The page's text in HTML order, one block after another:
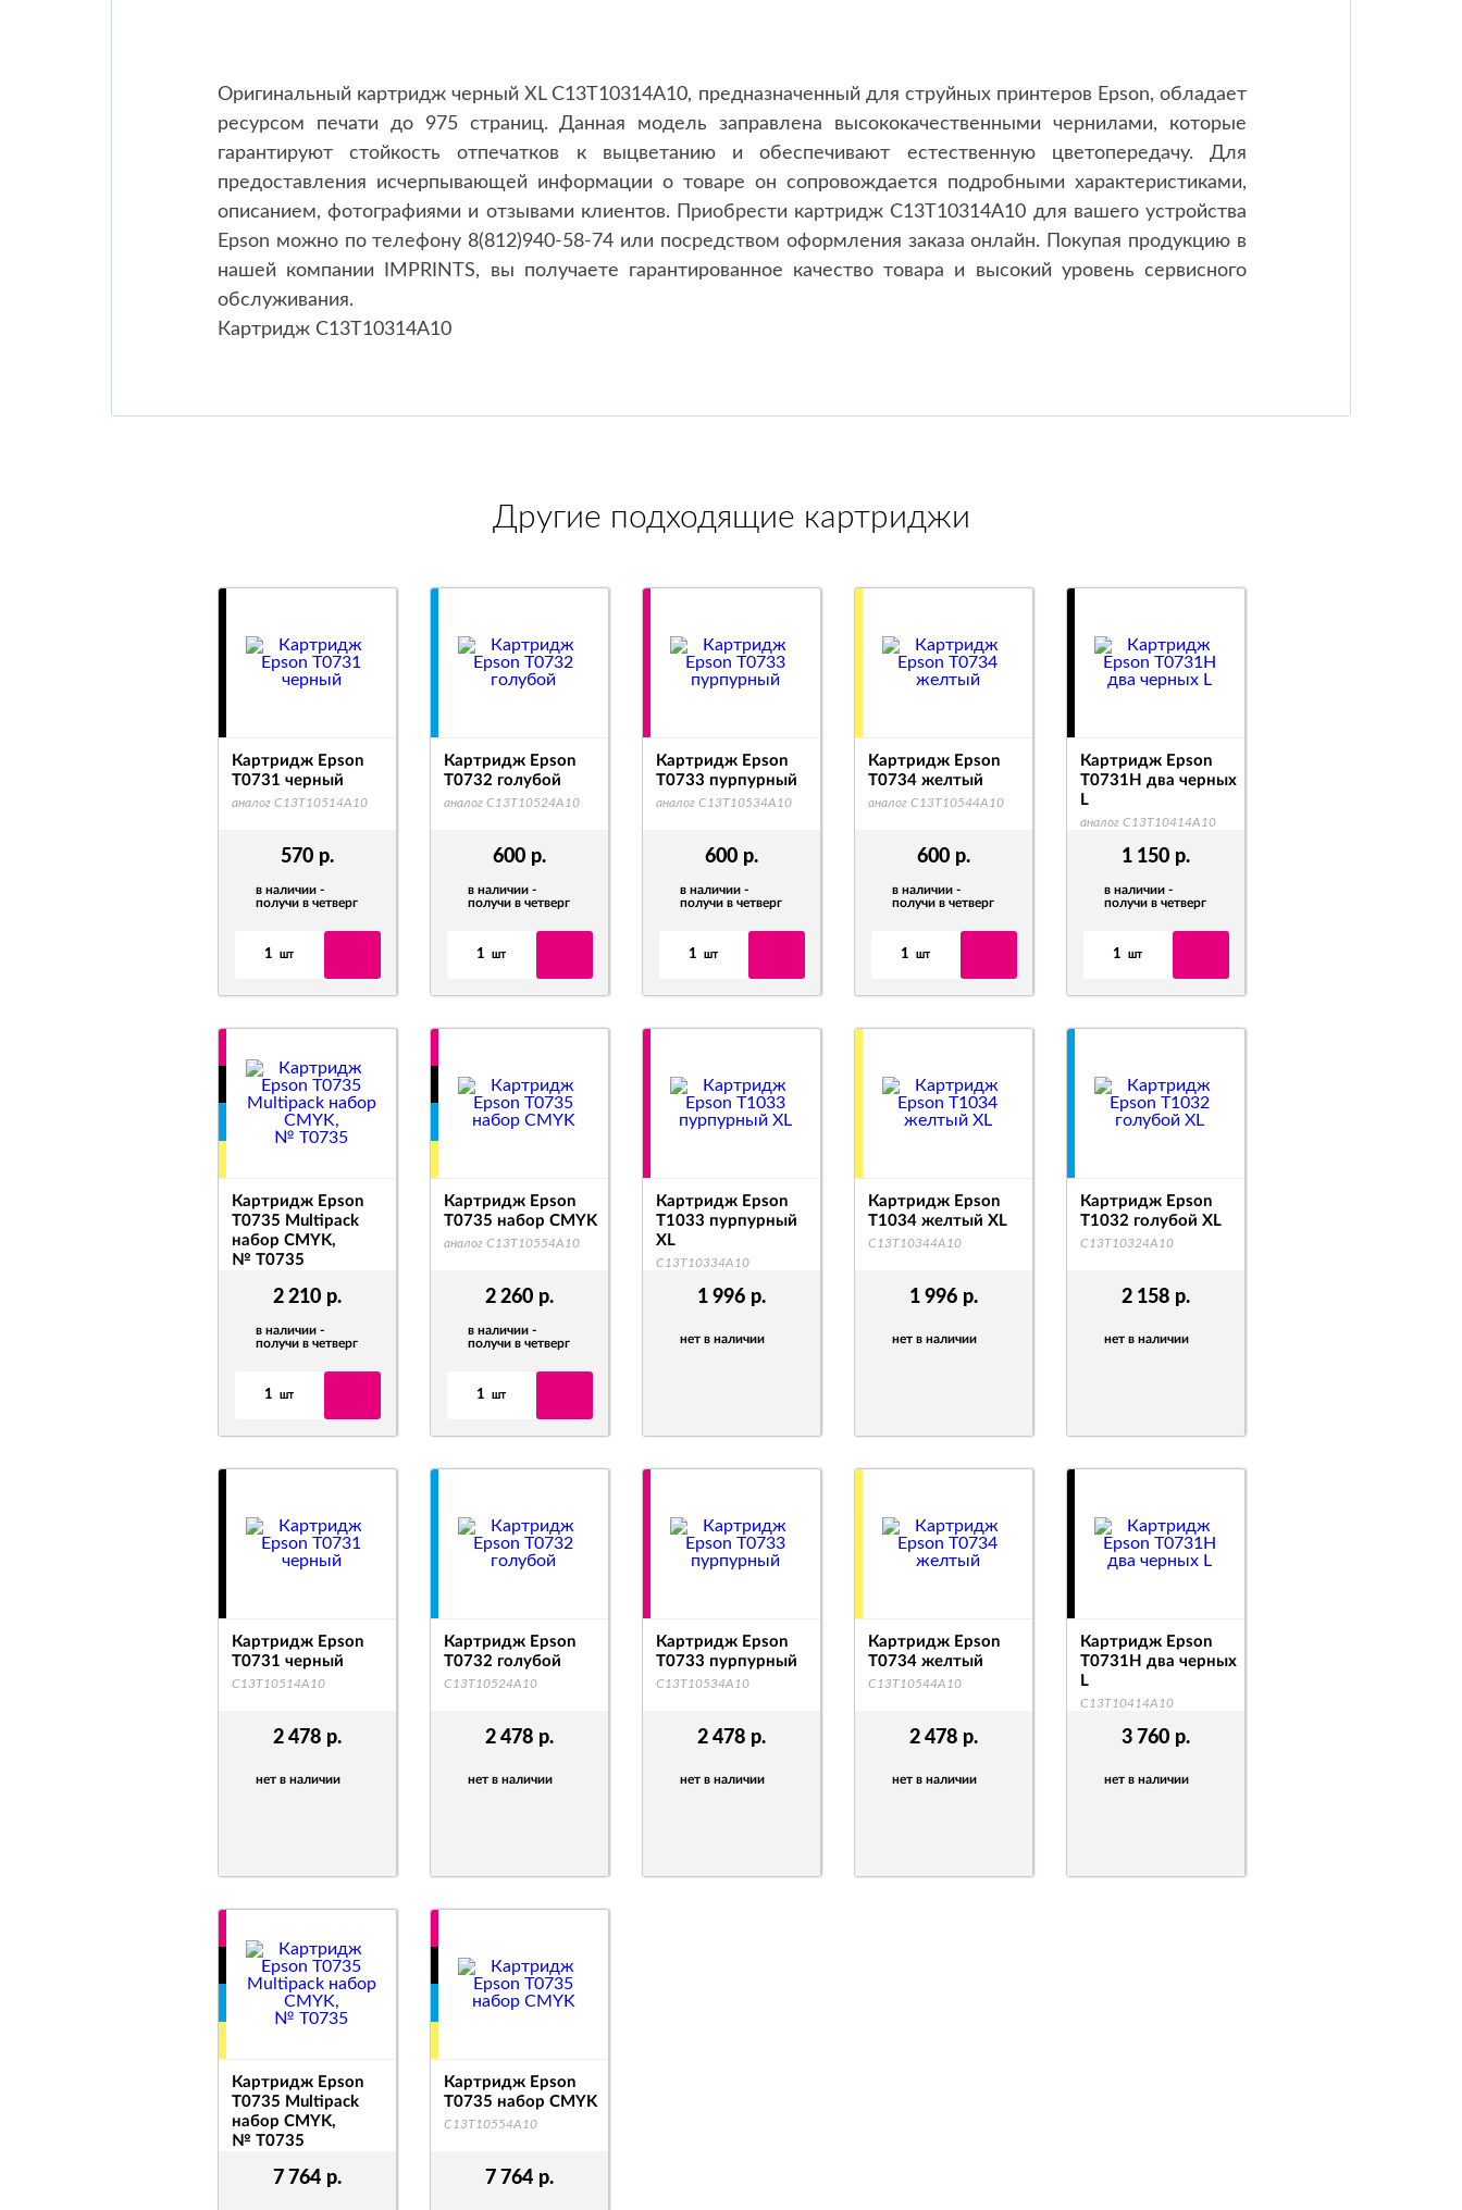
Оригинальный картридж черный XL C13T10314A10, предназначенный для струйных принтеров Epson, обладает
ресурсом печати до 975 страниц. Данная модель заправлена высококачественными чернилами, которые
гарантируют стойкость отпечатков к выцветанию и обеспечивают естественную цветопередачу. Для
предоставления исчерпывающей информации о товаре он сопровождается подробными характеристиками,
описанием, фотографиями и отзывами клиентов. Приобрести картридж C13T10314A10 для вашего устройства
Epson можно по телефону 8(812)940-58-74 или посредством оформления заказа онлайн. Покупая продукцию в
нашей компании IMPRINTS, вы получаете гарантированное качество товара и высокий уровень сервисного
обслуживания.
Картридж C13T10314A10
Другие подходящие картриджи
570 р.
в наличии -
получи в четверг
1 шт
Картридж Epson
T0731 черный
аналог C13T10514A10
600 р.
в наличии -
получи в четверг
1 шт
Картридж Epson
T0732 голубой
аналог C13T10524A10
600 р.
в наличии -
получи в четверг
1 шт
Картридж Epson
T0733 пурпурный
аналог C13T10534A10
600 р.
в наличии -
получи в четверг
1 шт
Картридж Epson
T0734 желтый
аналог C13T10544A10
1 150 р.
в наличии -
получи в четверг
1 шт
Картридж Epson
T0731H два черных
L
аналог C13T10414A10
2 210 р.
в наличии -
получи в четверг
1 шт
Картридж Epson
T0735 Multipack
набор CMYK,
№ T0735
2 260 р.
в наличии -
получи в четверг
1 шт
Картридж Epson
T0735 набор CMYK
аналог C13T10554A10
1 996 р.
нет в наличии
Картридж Epson
T1033 пурпурный
XL
C13T10334A10
1 996 р.
нет в наличии
Картридж Epson
T1034 желтый XL
C13T10344A10
2 158 р.
нет в наличии
Картридж Epson
T1032 голубой XL
C13T10324A10
2 478 р.
нет в наличии
Картридж Epson
T0731 черный
C13T10514A10
2 478 р.
нет в наличии
Картридж Epson
T0732 голубой
C13T10524A10
2 478 р.
нет в наличии
Картридж Epson
T0733 пурпурный
C13T10534A10
2 478 р.
нет в наличии
Картридж Epson
T0734 желтый
C13T10544A10
3 760 р.
нет в наличии
Картридж Epson
T0731H два черных
L
C13T10414A10
7 764 р.
Картридж Epson
T0735 Multipack
набор CMYK,
№ T0735
7 764 р.
Картридж Epson
T0735 набор CMYK
C13T10554A10